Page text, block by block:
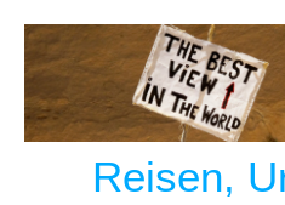
content
Reisen,